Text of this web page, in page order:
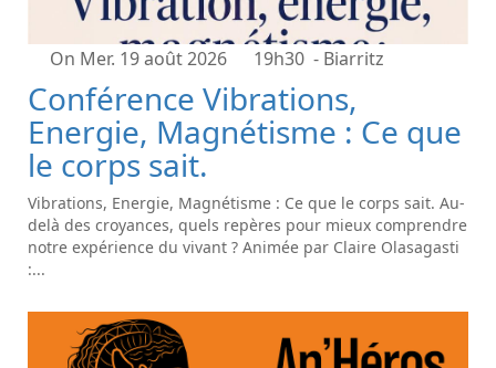
On Mer. 19 août 2026 19h30 - Biarritz
Conférence Vibrations,
Energie, Magnétisme : Ce que
le corps sait.
Vibrations, Energie, Magnétisme : Ce que le corps sait. Au-
delà des croyances, quels repères pour mieux comprendre
notre expérience du vivant ? Animée par Claire Olasagasti
:...